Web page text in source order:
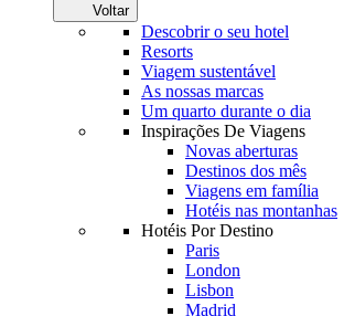
Voltar
Descobrir o seu hotel
Resorts
Viagem sustentável
As nossas marcas
Um quarto durante o dia
Inspirações De Viagens
Novas aberturas
Destinos dos mês
Viagens em família
Hotéis nas montanhas
Hotéis Por Destino
Paris
London
Lisbon
Madrid